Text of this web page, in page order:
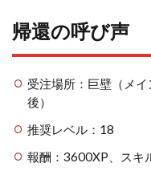
帰還の呼び声
受注場所：巨壁（メ
後）
推奨レベル：18
報酬：3600XP、スキ